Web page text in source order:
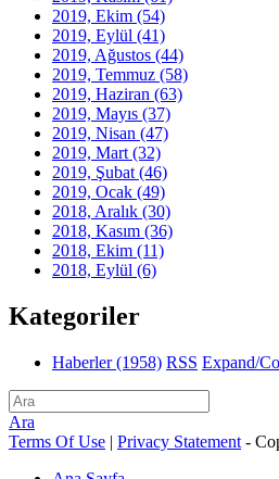
2019, Ekim (54)
2019, Eylül (41)
2019, Ağustos (44)
2019, Temmuz (58)
2019, Haziran (63)
2019, Mayıs (37)
2019, Nisan (47)
2019, Mart (32)
2019, Şubat (46)
2019, Ocak (49)
2018, Aralık (30)
2018, Kasım (36)
2018, Ekim (11)
2018, Eylül (6)
Kategoriler
Haberler(1958) RSS Expand/
Ara
Terms Of Use | Privacy Statement -